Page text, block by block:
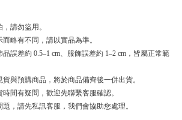
請勿盜用。
略有不同，請以實品為準。
誤差約 0.5–1 cm、服飾誤差約 1–2 cm，皆屬正常範
與預購商品，將於商品備齊後一併出貨。
間有疑問，歡迎先聯繫客服確認。
，請先私訊客服，我們會協助您處理。